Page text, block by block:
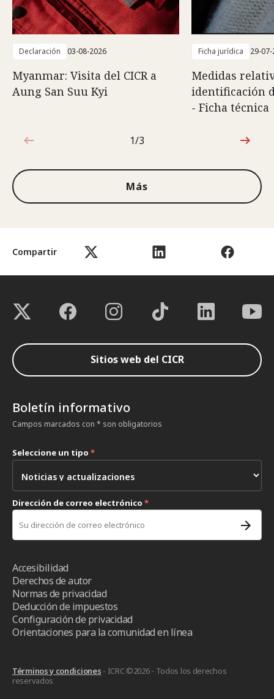
Compartir
Declaración 03-08-2026
Myanmar: Visita del CICR a
Aung San Suu Kyi
Ficha jurídica 29-
Medidas
identificación
- Ficha técnica
1de3
1/3
Más
Sitios web del CICR
Boletín informativo
Campos marcados con * son obligatorios
Seleccione un tipo *
Dirección de correo electrónico *
Accesibilidad
Derechos de autor
Normas de privacidad
Deducción de impuestos
Configuración de privacidad
Orientaciones para la comunidad en línea
Términos y condiciones - ICRC ©2026 - Todos los derechos
reservados